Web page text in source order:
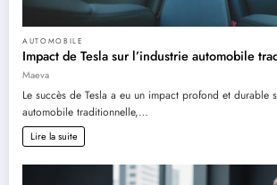
AUTOMOBILE
Impact de Tesla sur l’industrie automobile
Maeva
Le succès de Tesla a eu un impact profond et durable
automobile traditionnelle,…
Lire la suite